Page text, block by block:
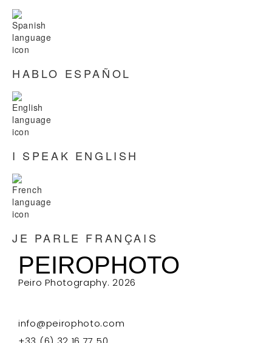
HABLO ESPAÑOL
I SPEAK ENGLISH
JE PARLE FRANÇAIS
PEIROPHOTO
Peiro Photography. 2026
info@peirophoto.com